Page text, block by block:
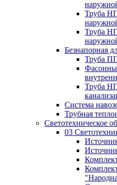
Труба
Труба
Безнапорная
Труба
Труба
Система
Трубная
Светотехническое
03